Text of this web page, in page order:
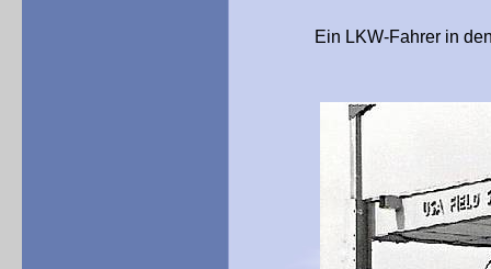
Ein LKW-Fahrer in den